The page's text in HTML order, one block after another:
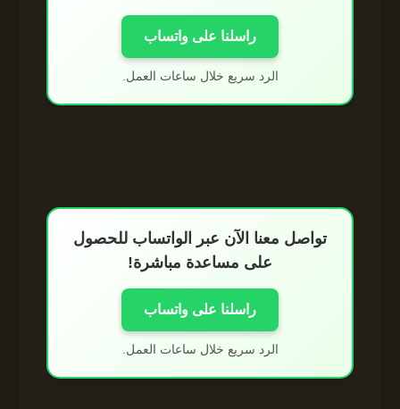
راسلنا على واتساب
الرد سريع خلال ساعات العمل.
تواصل معنا الآن عبر الواتساب للحصول
على مساعدة مباشرة!
راسلنا على واتساب
الرد سريع خلال ساعات العمل.